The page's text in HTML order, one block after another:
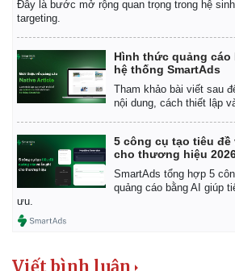
Đây là bước mở rộng quan trọng trong hệ
targeting.
Hình thức quảng cáo
hệ thống SmartAds
Tham khảo bài viết sau
nội dung, cách thiết lập
5 công cụ tạo tiêu đề
cho thương hiệu
SmartAds tổng hợp 5
quảng cáo bằng AI giúp
ưu.
Viết bình luận